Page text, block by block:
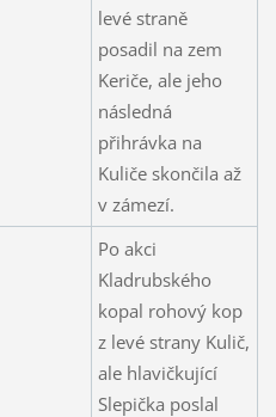
levé straně
posadil na zem
Keriče, ale jeho
následná
přihrávka na
Kuliče skončila až
v zámezí.
Po akci
Kladrubského
kopal rohový kop
z levé strany Kulič,
ale hlavičkující
Slepička poslal